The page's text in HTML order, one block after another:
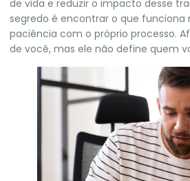
de vida e reduzir o impacto desse
segredo é encontrar o que funciona
paciência com o próprio processo.
de você, mas ele não define quem